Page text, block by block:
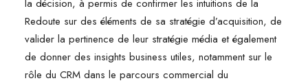
la décision, à permis de confirmer les intuitions de la
Redoute sur des éléments de sa stratégie d’acquisition, de
valider la pertinence de leur stratégie média et également
de donner des insights business utiles, notamment sur le
rôle du CRM dans le parcours commercial du